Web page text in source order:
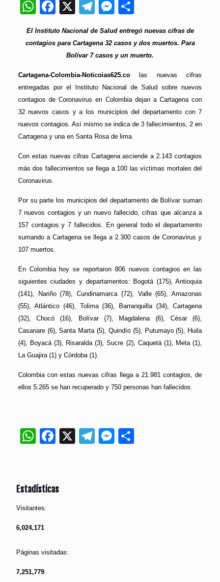
WhatsApp
Facebook
X Telegram
Messenger
El Instituto Nacional de Salud entregó nuevas cifras de
contagios para Cartagena 32 casos y dos muertos. Para
Bolívar 7 casos y un muerto.
Cartagena-Colombia-Noticoias625.colas nuevas cifras
entregadas por el Instituto Nacional de Salud sobre nuevos
contagios de Coronavirus en Colombia dejan a Cartagena con
32 nuevos casos y a los municipios del departamento con 7
nuevos contagios. Así mismo se indica de 3 fallecimientos, 2 en
Cartagena y una en Santa Rosa de lima.
Con estas nuevas cifras Cartagena asciende a 2.143 contagios
más dos fallecimientos se llega a 100 las víctimas mortales del
Coronavirus.
Por su parte los municipios del departamento de Bolívar suman
7 nuevos contagios y un nuevo fallecido, cifras que alcanza a
157 contagios y 7 fallecidos. En general todo el departamento
sumando a Cartagena se llega a 2.300 casos de Coronavirus y
107 muertos.
En Colombia hoy se reportaron 806 nuevos contagios en las
siguientes ciudades y departamentos: Bogotá (175), Antioquia
(141), Nariño (78), Cundinamarca (72), Valle (65), Amazonas
(55), Atlántico (46), Tolima (36), Barranquilla (34), Cartagena
(32), Chocó (16), Bolívar (7), Magdalena (6), César (6),
Casanare (6), Santa Marta (5), Quindío (5), Putumayo (5), Huila
(4), Boyacá (3), Risaralda (3), Sucre (2), Caquetá (1), Meta (1),
La Guajira (1) y Córdoba (1).
Colombia con estas nuevas cifras llega a 21.981 contagios, de
ellos 5.265 se han recuperado y 750 personas han fallecidos.
WhatsApp
Facebook
X Telegram
Messenger
Estadísticas
Visitantes:
6,024,171
Páginas visitadas:
7,251,779